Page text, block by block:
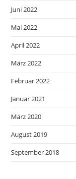
Juni 2022
Mai 2022
April 2022
März 2022
Februar 2022
Januar 2021
März 2020
August 2019
September 2018